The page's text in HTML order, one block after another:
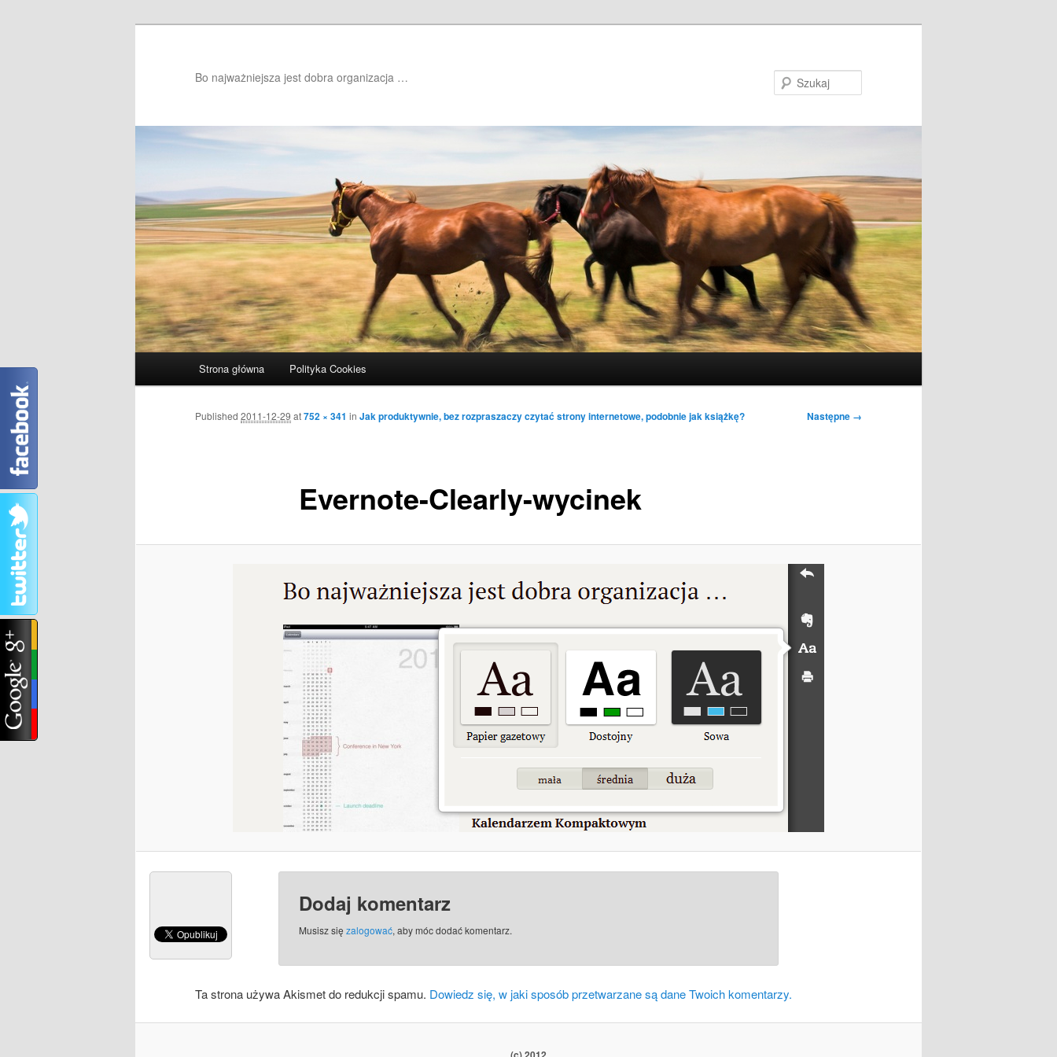
Bo najważniejsza jest dobra organizacja …
Przeskocz do tekstu
Przeskocz do widgetów
Strona główna Polityka Cookies
Nawigacja po obrazkach Następne →
Evernote-Clearly-wycinek
Published 2011-12-29 at752 × 341 in Jak produktywnie, bez rozpraszaczy czytać strony internetowe, podobnie jak książkę?
Dodaj komentarz
Musisz się zalogować, aby móc dodać komentarz.
Ta strona używa Akismet do redukcji spamu. Dowiedz się, w jaki sposób przetwarzane są dane Twoich komentarzy.